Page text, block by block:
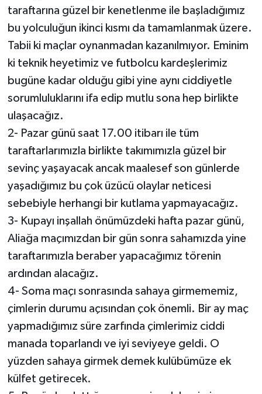
taraftarına güzel bir kenetlenme ile başladığımız
bu yolculuğun ikinci kısmı da tamamlanmak üzere.
Tabii ki maçlar oynanmadan kazanılmıyor. Eminim
ki teknik heyetimiz ve futbolcu kardeşlerimiz
bugüne kadar olduğu gibi yine aynı ciddiyetle
sorumluluklarını ifa edip mutlu sona hep birlikte
ulaşacağız.
2- Pazar günü saat 17.00 itibarı ile tüm
taraftarlarımızla birlikte takımımızla güzel bir
sevinç yaşayacak ancak maalesef son günlerde
yaşadığımız bu çok üzücü olaylar neticesi
sebebiyle herhangi bir kutlama yapmayacağız.
3- Kupayı inşallah önümüzdeki hafta pazar günü,
Aliağa maçımızdan bir gün sonra sahamızda yine
taraftarımızla beraber yapacağımız törenin
ardından alacağız.
4- Soma maçı sonrasında sahaya girmememiz,
çimlerin durumu açısından çok önemli. Bir ay maç
yapmadığımız süre zarfında çimlerimiz ciddi
manada toparlandı ve iyi seviyeye geldi. O
yüzden sahaya girmek demek kulübümüze ek
külfet getirecek.